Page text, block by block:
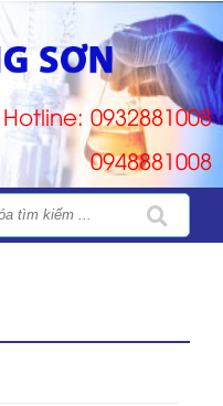
Hotline: 0932881008
0948881008